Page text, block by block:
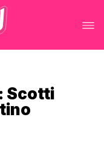
Scotti